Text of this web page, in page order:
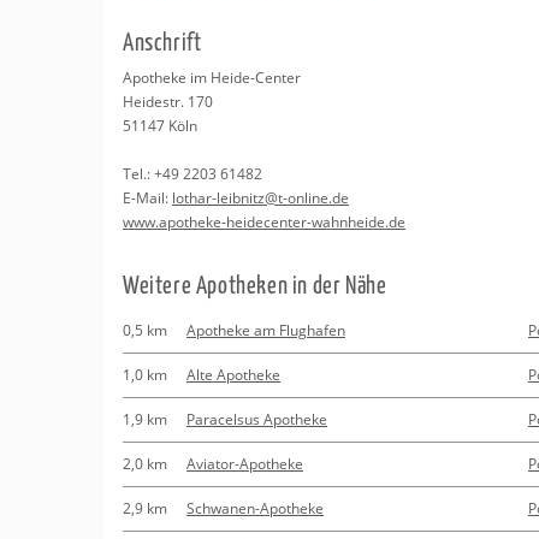
Beratung
Kurse
Regionale Tipps
An­schrift
Apo­the­ke im Heide-Cen­ter
Hei­destr. 170
51147 Köln
Tel.:+49 2203 61482
E-Mail: lo­thar-leib­nitz@​t-​online.​de
www.​apotheke-​heidecenter-​wahnheide.​de
Wei­te­re Apo­the­ken in der Nähe
0,5 km Apotheke am Flughafen
1,0 km Alte Apotheke
1,9 km Paracelsus Apotheke
2,0 km Aviator-Apotheke
2,9 km Schwanen-Apotheke